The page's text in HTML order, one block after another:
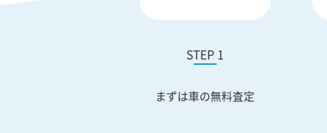
STEP 1
まずは車の無料査定